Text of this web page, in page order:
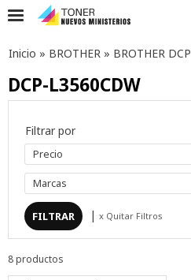
Inicio » BROTHER » BROTHER DCP
DCP-L3560CDW
Filtrar por
Precio
Marcas
| x Quitar Filtros
8 productos